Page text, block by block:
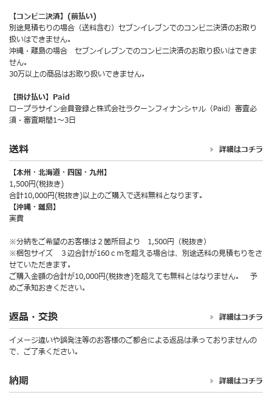
【コンビニ決済】(前払い)
別途見積もりの場合（送料含む）セブンイレブンでのコンビニ決済のお取り
扱いはできません。
沖縄・離島の場合 セブンイレブンでのコンビニ決済のお取り扱いはできま
せん。
30万以上の商品はお取り扱いできません。
【掛け払い】Paid
ロープラサイン会員登録と株式会社ラクーンフィナンシャル（Paid）審査必
須・審査期間1～3日
送料 詳細はコチラ
【本州・北海道・四国・九州】
1,500円(税抜き)
合計10,000円(税抜き)以上のご購入で送料無料となります。
【沖縄・離島】
実費
※分納をご希望のお客様は２箇所目より 1,500円（税抜き）
※梱包サイズ ３辺合計が160ｃｍを超える場合は、別途送料の見積もりをさ
せていただきます。
ご購入金額の合計が10,000円(税抜き)を超えても無料とはなりません。 予
めご承知おきください。
返品・交換 詳細はコチラ
イメージ違いや誤発注等のお客様のご都合による返品は承っておりませんの
で、ご了承ください。
納期 詳細はコチラ